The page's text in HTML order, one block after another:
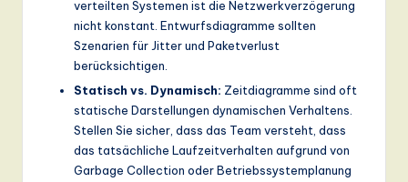
verteilten Systemen ist die Netzwerkverzögerung
nicht konstant. Entwurfsdiagramme sollten
Szenarien für Jitter und Paketverlust
berücksichtigen.
Statisch vs. Dynamisch: Zeitdiagramme sind oft
statische Darstellungen dynamischen Verhaltens.
Stellen Sie sicher, dass das Team versteht, dass
das tatsächliche Laufzeitverhalten aufgrund von
Garbage Collection oder Betriebssystemplanung